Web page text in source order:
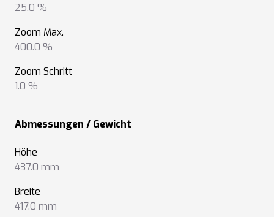
25.0 %
Zoom Max.
400.0 %
Zoom Schritt
1.0 %
Abmessungen / Gewicht
Höhe
437.0 mm
Breite
417.0 mm